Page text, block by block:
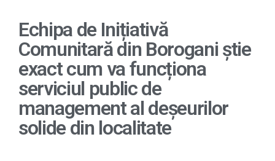
Echipa de Inițiativă
Comunitară din Borogani știe
exact cum va funcționa
serviciul public de
management al deșeurilor
solide din localitate